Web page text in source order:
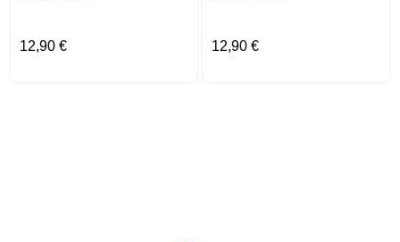
12,90 € 12,90 €